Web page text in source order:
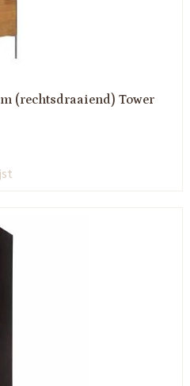
(rechtsdraaiend) Tower